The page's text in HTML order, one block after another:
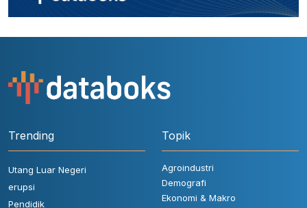
Trending
Utang Luar Negeri
erupsi
Pendidik
Topik
Agroindustri
Demografi
Ekonomi & Makro